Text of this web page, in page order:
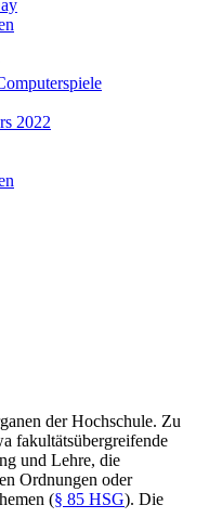
2022
der Hochschule. Zu
fakultätsübergreifende
und Lehre, die
Ordnungen oder
(§ 85 HSG). Die